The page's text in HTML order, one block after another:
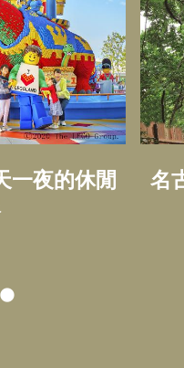
一夜的休閒
名